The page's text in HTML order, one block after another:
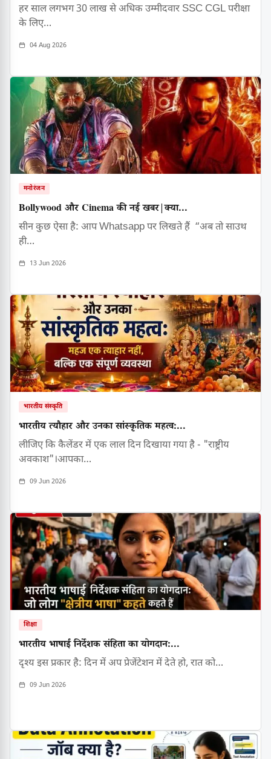
हर साल लगभग 30 लाख से अधिक उम्मीदवार SSC CGL परीक्षा
के लिए…
04 Aug 2026
मनोरंजन
Bollywood और Cinema की नई खबर|क्या...
सीन कुछ ऐसा है: आप Whatsapp पर लिखते हैं “अब तो साउथ
ही…
13 Jun 2026
भारतीय संस्कृति
भारतीय त्यौहार और उनका सांस्कृतिक महत्व:...
लीजिए कि कैलेंडर में एक लाल दिन दिखाया गया है - "राष्ट्रीय
अवकाश"।आपका…
09 Jun 2026
शिक्षा
भारतीय भाषाई निर्देशक संहिता का योगदान:...
दृश्य इस प्रकार है: दिन में अप प्रेजेंटेशन में देते हो, रात को…
09 Jun 2026